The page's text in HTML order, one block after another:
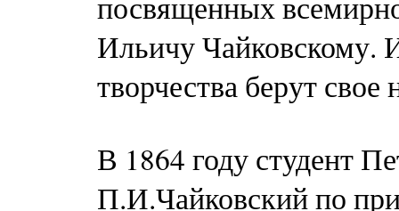
Ильичу Чайковскому.
творчества берут
В 1864 году студент
П.И.Чайковский по